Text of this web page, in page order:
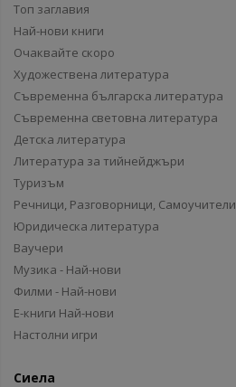
Топ заглавия
Най-нови книги
Очаквайте скоро
Художествена литература
Съвременна българска литература
Съвременна световна литература
Детска литература
Литература за тийнейджъри
Туризъм
Речници, Разговорници, Самоучители
Юридическа литература
Ваучери
Музика - Най-нови
Филми - Най-нови
Е-книги Най-нови
Настолни игри
Сиела